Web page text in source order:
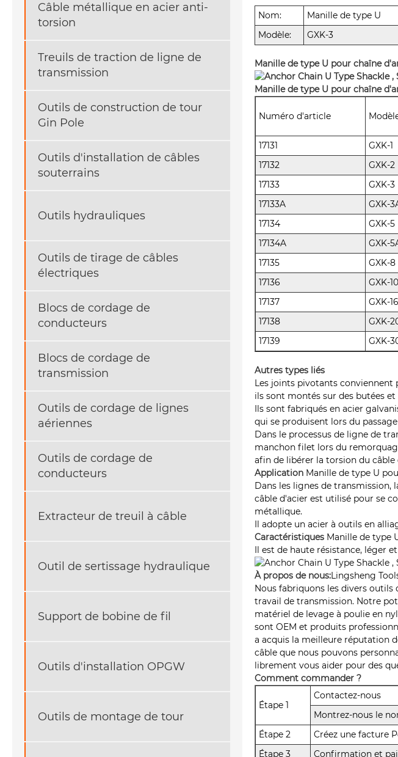
Câble métallique en acier anti-
torsion
Treuils de traction de ligne de
transmission
Outils de construction de tour
Gin Pole
Outils d'installation de câbles
souterrains
Outils hydrauliques
Outils de tirage de câbles
électriques
Blocs de cordage de
conducteurs
Blocs de cordage de
transmission
Outils de cordage de lignes
aériennes
Outils de cordage de
conducteurs
Extracteur de treuil à câble
Outil de sertissage hydraulique
Support de bobine de fil
Outils d'installation OPGW
Outils de montage de tour
Nom: Manille de type U
Modèle:
GXK-3
Manille de type U pour chaîne
Manille de type U pour chaîne
Numéro d'article
17131
GXK-1
17132
GXK-2
17133
GXK-3
17133A
GXK-
17134
GXK-5
17134A
GXK-
17135
GXK-8
17136
GXK-10
17137
GXK-16
17138
GXK-
17139
GXK-
Autres types liés
Les joints pivotants
ils sont montés sur des butées
Ils sont fabriqués en acier
qui se produisent lors du
Dans le processus de ligne de
manchon filet lors du
afin de libérer la torsion du câble
Application Manille de type U
Dans les lignes de
câble d'acier est utilisé pour se
métallique.
Il adopte un acier à outils en
Caractéristiques Manille de type
Il est de haute résistance, léger
À propos de nous:Lingsheng
Nous fabriquons les divers
travail de transmission. Notre
matériel de levage à poulie en
sont OEM et produits
a acquis la meilleure réputation
câble que nous pouvons
librement vous aider pour des
Comment commander ?
Étape 1
Contactez-nous
Montrez-nous le
Étape 2
Créez une facture
Étape 3
Confirmation et